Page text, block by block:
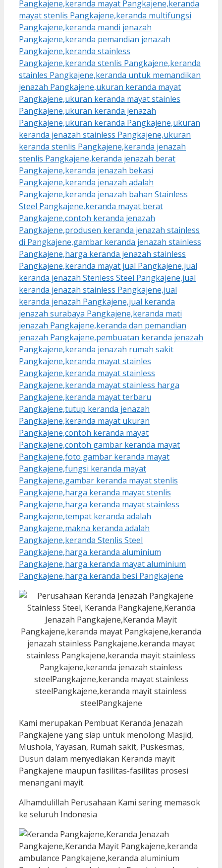
Kami merupakan Pembuat Keranda Jenazah
Pangkajene yang siap untuk menolong Masjid,
Mushola, Yayasan, Rumah sakit, Puskesmas,
Dusun dalam menyediakan Keranda mayit
Pangkajene maupun fasilitas-fasilitas prosesi
menangani mayit.
Alhamdulillah Perusahaan Kami sering memasok
ke seluruh Indonesia